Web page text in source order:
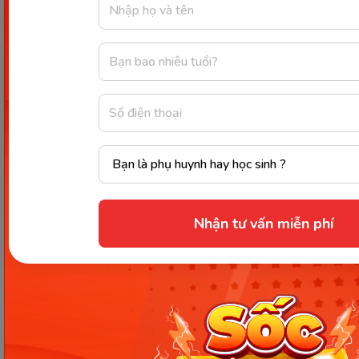
Nhận tư vấn miễn phí
Tác giả cuốn sách đã sử dụng những thuật ngữ
“bit” để chỉ ra các thông tin được tạo ra nhờ hình
ảnh, tranh vẽ chính xác tới từng chi tiết, cụ thể,
riêng lẻ và to rõ. Từ những tấm thẻ thông minh
“bit”, cha mẹ có thể chia nhỏ thông tin và giáo dục
theo từng giai đoạn phát triển của con. Bên cạnh
lịch sử, văn hóa, âm nhạc, toán học giúp con khám
phá thế giới một cách toàn diện nhất.
Các ba mẹ hãy hướng dẫn bằng cách bổ sung kiến
thức mới cho bé và ôn lại những kiến thức đã tiếp
thu trước đó một cách chính xác nhất. Đây là cuốn
sách phù hợp với các bậc cha mẹ để chủ động thu
xếp thời gian hướng dẫn con học đạt hiệu quả nhất.
Giá tham khảo: 104.000 VNĐ/1 sản phẩm.